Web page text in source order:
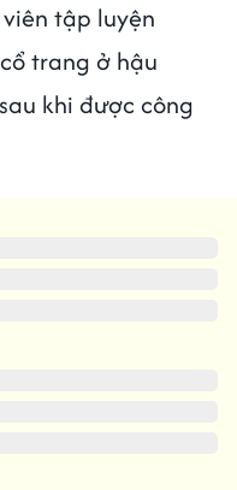
tập luyện
trang ở hậu
khi được công